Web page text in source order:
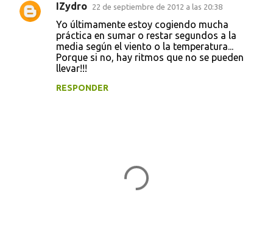
IZydro 22 de septiembre de 2012 a las 20:38
Yo últimamente estoy cogiendo mucha
práctica en sumar o restar segundos a la
media según el viento o la temperatura...
Porque si no, hay ritmos que no se pueden
llevar!!!
RESPONDER